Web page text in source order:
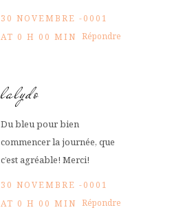
30 NOVEMBRE -0001
AT 0 H 00 MIN Répondre
lalydo
Du bleu pour bien
commencer la journée, que
c’est agréable! Merci!
30 NOVEMBRE -0001
AT 0 H 00 MIN Répondre